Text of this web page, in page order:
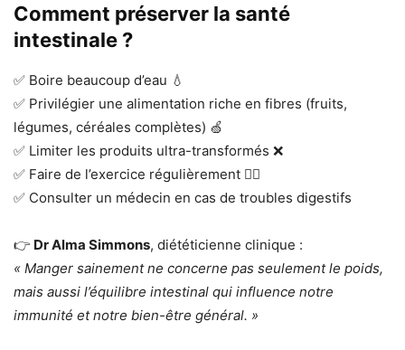
Comment préserver la santé
intestinale ?
✅ Boire beaucoup d’eau 💧
✅ Privilégier une alimentation riche en fibres (fruits,
légumes, céréales complètes) 🍏
✅ Limiter les produits ultra-transformés ❌
✅ Faire de l’exercice régulièrement 🏃‍♂️
✅ Consulter un médecin en cas de troubles digestifs
👉 Dr Alma Simmons, diététicienne clinique :
« Manger sainement ne concerne pas seulement le poids,
mais aussi l’équilibre intestinal qui influence notre
immunité et notre bien-être général. »